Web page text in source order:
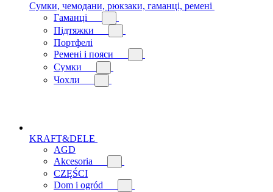
Сумки, чемодани, рюкзаки, гаманці, ремені
Гаманці
Підтяжки
Портфелі
Ремені і пояси
Сумки
Чохли
KRAFT&DELE
AGD
Akcesoria
CZĘŚCI
Dom i ogród